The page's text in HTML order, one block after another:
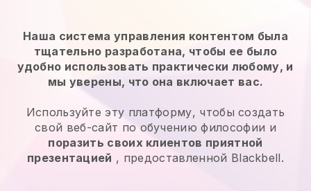
Наша система управления контентом была
тщательно разработана, чтобы ее было
удобно использовать практически любому, и
мы уверены, что она включает вас.
Используйте эту платформу, чтобы создать
свой веб-сайт по обучению философии и
поразить своих клиентов приятной
презентацией , предоставленной Blackbell.